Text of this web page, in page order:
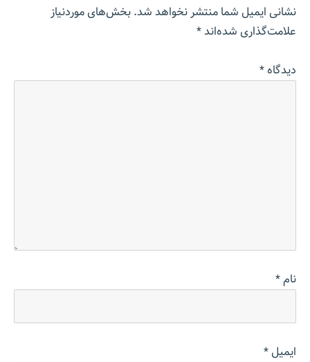
نشانی ایمیل شما منتشر نخواهد شد.بخش‌های موردنیاز
علامت‌گذاری شده‌اند*
دیدگاه*
نام*
ایمیل*